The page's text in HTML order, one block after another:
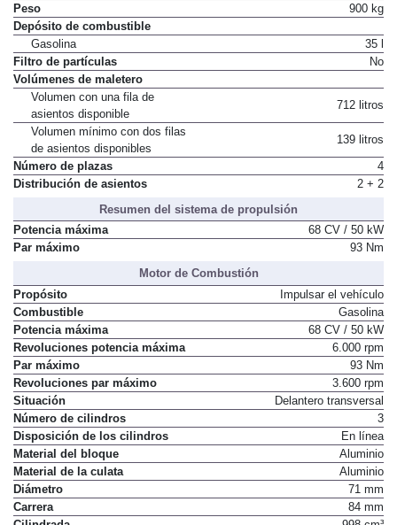
Peso
900 kg
Depósito de combustible
Gasolina
35 l
Filtro de partículas
No
Volúmenes de maletero
Volumen con una fila de
asientos disponible
712 litros
Volumen mínimo con dos filas
de asientos disponibles
139 litros
Número de plazas
4
Distribución de asientos
2 + 2
Resumen del sistema de propulsión
Potencia máxima
68 CV / 50 kW
Par máximo
93 Nm
Motor de Combustión
Propósito
Impulsar el vehículo
Combustible
Gasolina
Potencia máxima
68 CV / 50 kW
Revoluciones potencia máxima
6.000 rpm
Par máximo
93 Nm
Revoluciones par máximo
3.600 rpm
Situación
Delantero transversal
Número de cilindros
3
Disposición de los cilindros
En línea
Material del bloque
Aluminio
Material de la culata
Aluminio
Diámetro
71 mm
Carrera
84 mm